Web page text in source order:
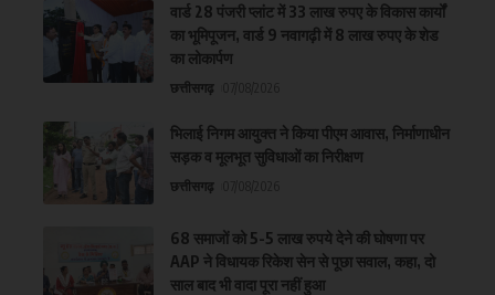
वार्ड 28 पंजरी प्लांट में 33 लाख रुपए के विकास कार्यों
का भूमिपूजन, वार्ड 9 नवागढ़ी में 8 लाख रुपए के शेड
का लोकार्पण
छत्तीसगढ़
भिलाई निगम आयुक्त ने किया पीएम आवास, निर्माणाधीन
सड़क व मूलभूत सुविधाओं का निरीक्षण
छत्तीसगढ़
68 समाजों को 5-5 लाख रुपये देने की घोषणा पर
AAP ने विधायक रिकेश सेन से पूछा सवाल, कहा, दो
साल बाद भी वादा पूरा नहीं हुआ